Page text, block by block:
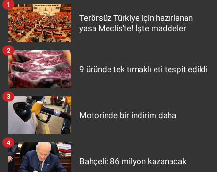
Terörsüz Türkiye için hazırlanan
yasa Meclis'te! İşte maddeler
1
9 üründe tek tırnaklı eti tespit edildi
2
Motorinde bir indirim daha
3
Bahçeli: 86 milyon kazanacak
4